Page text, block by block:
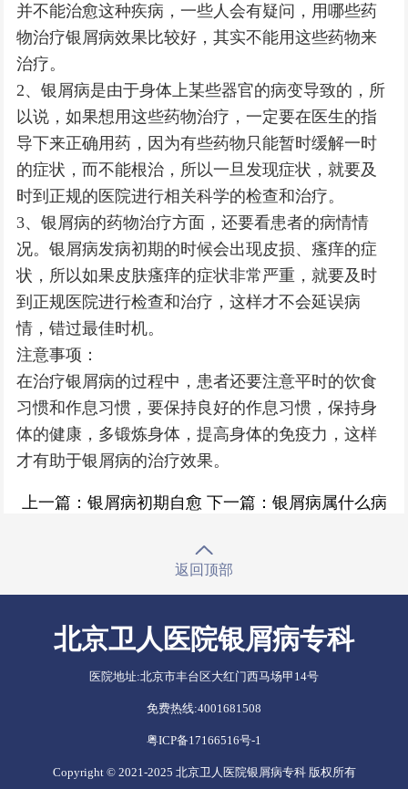
并不能治愈这种疾病，一些人会有疑问，用哪些药
物治疗银屑病效果比较好，其实不能用这些药物来
治疗。
2、银屑病是由于身体上某些器官的病变导致的，所
以说，如果想用这些药物治疗，一定要在医生的指
导下来正确用药，因为有些药物只能暂时缓解一时
的症状，而不能根治，所以一旦发现症状，就要及
时到正规的医院进行相关科学的检查和治疗。
3、银屑病的药物治疗方面，还要看患者的病情情
况。银屑病发病初期的时候会出现皮损、瘙痒的症
状，所以如果皮肤瘙痒的症状非常严重，就要及时
到正规医院进行检查和治疗，这样才不会延误病
情，错过最佳时机。
注意事项：
在治疗银屑病的过程中，患者还要注意平时的饮食
习惯和作息习惯，要保持良好的作息习惯，保持身
体的健康，多锻炼身体，提高身体的免疫力，这样
才有助于银屑病的治疗效果。
上一篇： 银屑病初期自愈 下一篇： 银屑病属什么病
返回顶部
北京卫人医院银屑病专科
医院地址:北京市丰台区大红门西马场甲14号
免费热线:4001681508
粤ICP备17166516号-1
Copyright © 2021-2025 北京卫人医院银屑病专科 版权所有